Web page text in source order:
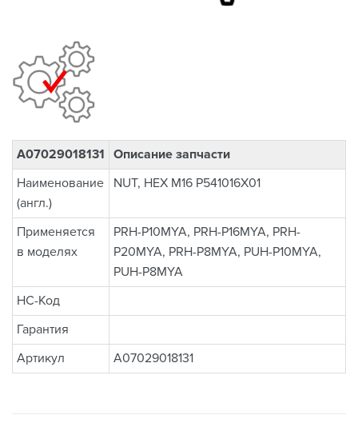
A07029018131 Описание запчасти
Наименование
(англ.)
NUT, HEX M16 P541016X01
Применяется
в моделях
PRH-P10MYA, PRH-P16MYA, PRH-
P20MYA, PRH-P8MYA, PUH-P10MYA,
PUH-P8MYA
НС-Код
Гарантия
Артикул
A07029018131